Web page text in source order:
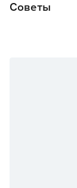
Советы